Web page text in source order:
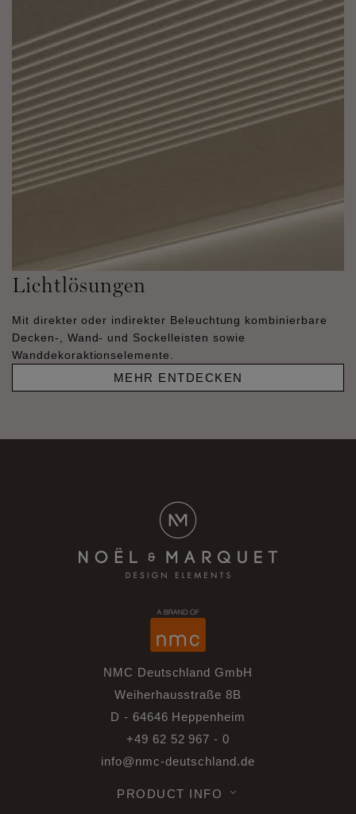
Lichtlösungen
Mit direkter oder indirekter Beleuchtung kombinierbare
Decken-, Wand- und Sockelleisten sowie
Wanddekoraktionselemente.
MEHR ENTDECKEN
NMC Deutschland GmbH
Weiherhausstraße 8B
D - 64646 Heppenheim
+49 62 52 967 - 0
info@nmc-deutschland.de
PRODUCT INFO